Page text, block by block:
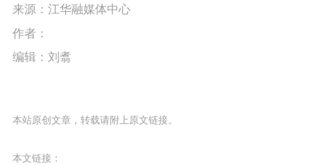
来源：江华融媒体中心
作者：
编辑：刘翥
本站原创文章，转载请附上原文链接。
本文链接：